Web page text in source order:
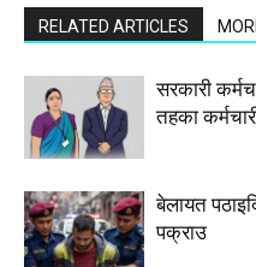
RELATED ARTICLES
सरकारी
तहका
बेलायत
पक्राउ